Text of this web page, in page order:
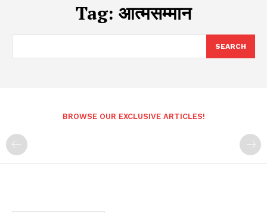
Tag: आत्मसम्मान
SEARCH
BROWSE OUR EXCLUSIVE ARTICLES!